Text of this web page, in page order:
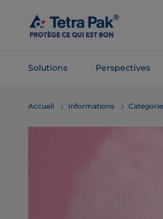
contenu
Solutions Perspectives
navigation
Accueil Informations